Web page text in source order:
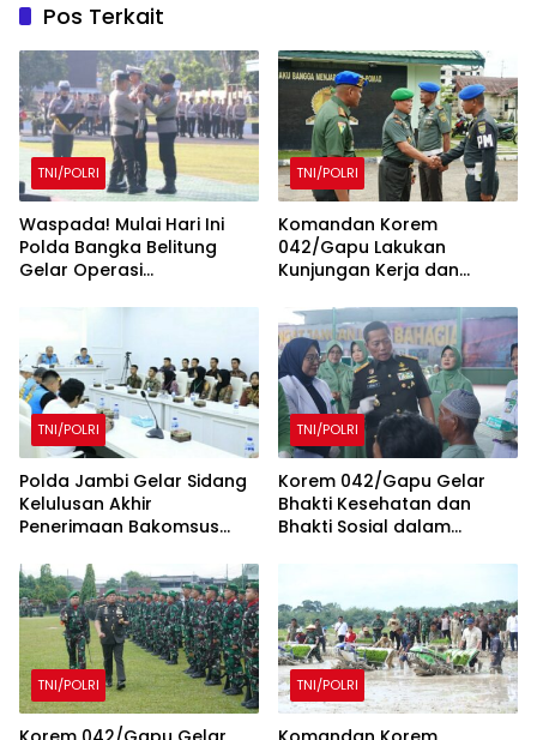
Pos Terkait
TNI/POLRI
Waspada! Mulai Hari Ini
Polda Bangka Belitung
Gelar Operasi
TNI/POLRI
Komandan Korem
042/Gapu Lakukan
Kunjungan Kerja dan
Jambi
TNI/POLRI
Polda Jambi Gelar Sidang
Kelulusan Akhir
Penerimaan Bakomsus
TNI/POLRI
Korem 042/Gapu Gelar
Bhakti Kesehatan dan
Bhakti Sosial dalam
Juang TNI AD Tahun 2024
TNI/POLRI TNI/POLRI